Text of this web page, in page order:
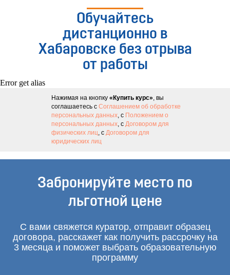
Обучайтесь
дистанционно в
Хабаровске без отрыва
от работы
Error get alias
Нажимая на кнопку «Купить курс», вы
соглашаетесь с Соглашением об обработке
персональных данных, с Положением о
персональных данных, с Договором для
физических лиц, с Договором для
юридических лиц
Забронируйте место по
льготной цене
С вами свяжется куратор, отправит образец
договора, расскажет как получить рассрочку на
3 месяца и поможет выбрать образовательную
программу